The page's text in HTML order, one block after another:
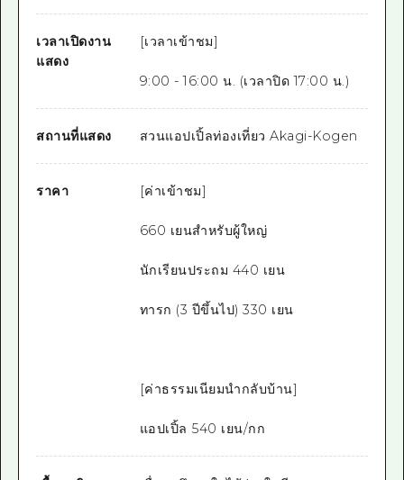
เวลาเปิดงาน
แสดง
[เวลาเข้าชม]
9:00 - 16:00 น. (เวลาปิด 17:00 น.)
สถานที่แสดง สวนแอปเปิ้ลท่องเที่ยว Akagi-Kogen
ราคา [ค่าเข้าชม]
660 เยนสำหรับผู้ใหญ่
นักเรียนประถม 440 เยน
ทารก (3 ปีขึ้นไป) 330 เยน
[ค่าธรรมเนียมนำกลับบ้าน]
แอปเปิ้ล 540 เยน/กก